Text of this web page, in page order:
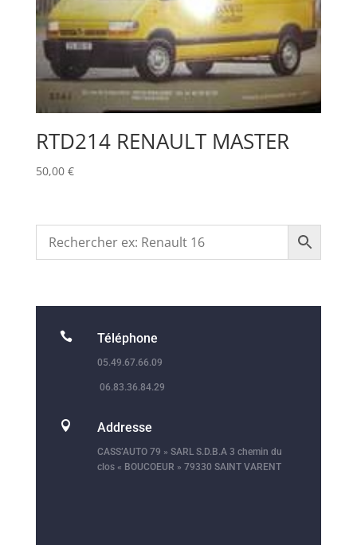
RTD214 RENAULT MASTER
50,00 €
 Téléphone
05.49.67.66.09
06.83.36.84.29
 Addresse
CASS’AUTO 79 » SARL S.D.B.A 3 chemin du
clos « BOUCOEUR » 79330 SAINT VARENT